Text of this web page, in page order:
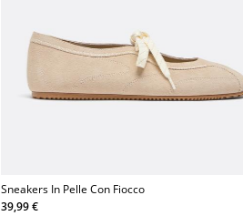
Sneakers In Pelle Con Fiocco
39,99 €